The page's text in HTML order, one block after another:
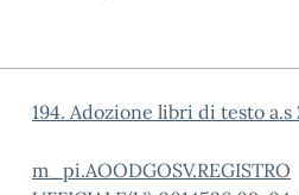
194. Adozione libri di testo
m_pi.AOODGOSV.REGISTRO